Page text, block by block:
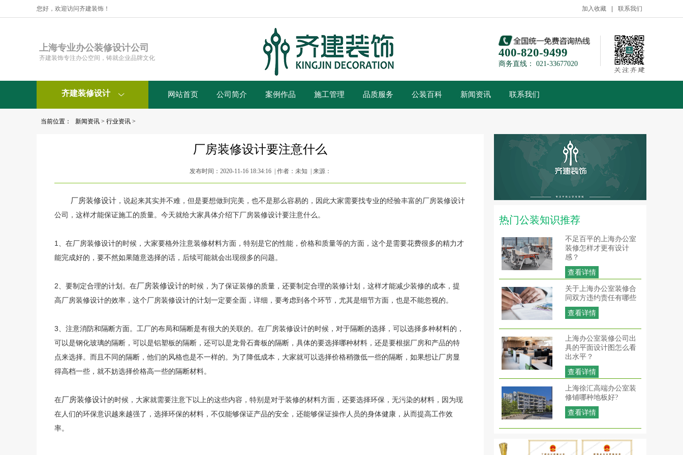
加入收藏 联系我们
您好，欢迎访问齐建装饰！
上海专业办公装修设计公司
齐建装饰专注办公空间，铸就企业品牌文化 400-820-9499
商务直线： 021-33677020
齐建装修设计  网站首页 公司简介 案例作品 施工管理 品质服务 公装百科 新闻资讯 联系我们
当前位置： 新闻资讯 > 行业资讯 >
热门公装知识推荐
不足百平的上海办公室
装修怎样才更有设计
感？
查看详情
关于上海办公室装修合
同双方违约责任有哪些
查看详情
上海办公室装修公司出
具的平面设计图怎么看
出水平？
查看详情
上海徐汇高端办公室装
修铺哪种地板好?
查看详情
厂房装修设计要注意什么
发布时间：2020-11-16 18:34:16 | 作者：未知 | 来源：
厂房装修设计 ，说起来其实并不难，但是要想做到完美，也不是那么容易的，因此大家需要找专业的经验丰富的厂房装修设计
公司，这样才能保证施工的质量。今天就给大家具体介绍下厂房装修设计要注意什么。
1、在厂房装修设计的时候，大家要格外注意装修材料方面，特别是它的性能，价格和质量等的方面，这个是需要花费很多的精力才
能完成好的，要不然如果随意选择的话，后续可能就会出现很多的问题。
2、要制定合理的计划。在厂房装修设计的时候，为了保证装修的质量，还要制定合理的装修计划，这样才能减少装修的成本，提
高厂房装修设计的效率，这个厂房装修设计的计划一定要全面，详细，要考虑到各个环节，尤其是细节方面，也是不能忽视的。
3、注意消防和隔断方面。工厂的布局和隔断是有很大的关联的。在厂房装修设计的时候，对于隔断的选择，可以选择多种材料的，
可以是钢化玻璃的隔断，可以是铝塑板的隔断，还可以是龙骨石膏板的隔断，具体的要选择哪种材料，还是要根据厂房和产品的特
点来选择。而且不同的隔断，他们的风格也是不一样的。为了降低成本，大家就可以选择价格稍微低一些的隔断，如果想让厂房显
得高档一些，就不妨选择价格高一些的隔断材料。
在厂房装修设计的时候，大家就需要注意下以上的这些内容，特别是对于装修的材料方面，还要选择环保，无污染的材料，因为现
在人们的环保意识越来越强了，选择环保的材料，不仅能够保证产品的安全，还能够保证操作人员的身体健康，从而提高工作效
率。